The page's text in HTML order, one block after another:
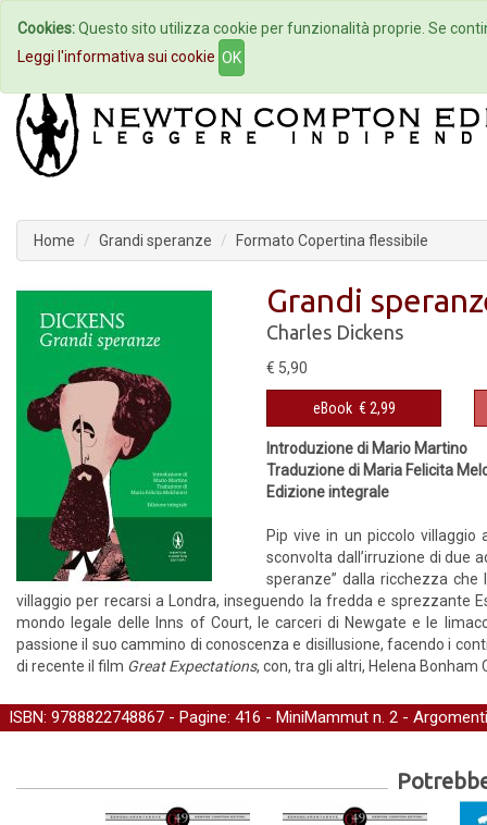
Home Autori Eventi
Home Grandi speranze Formato Copertina flessibile
Grandi
Charles Dickens
€ 5,90
eBook € 2,99
Introduzione di Mario Martino
Traduzione di Maria Felicita
Edizione integrale
Pip vive in un piccolo
sconvolta dall’irruzione di due
speranze” dalla ricchezza
villaggio per recarsi a Londra, inseguendo la fredda e
mondo legale delle Inns of Court, le carceri di Newgate e le
passione il suo cammino di conoscenza e disillusione, facendo i
di recente il film Great Expectations, con, tra gli altri, Helena Bonham
ISBN: 9788822748867 - Pagine: 416 - MiniMammut n. 2 -
Cookies:Questo sito utilizza cookie per funzionalità proprie. Se
Leggi l'informativa sui cookie OK